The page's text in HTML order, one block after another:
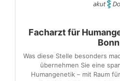
Facharzt für
Bonn
Was diese Stelle besonders
übernehmen Sie eine
Humangenetik – mit Raum